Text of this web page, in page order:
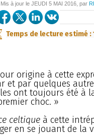
à jour le JEUDI 5 MAI 2016, par
Temps de lecture estimé :
origine à cette
et par quelques
ont toujours été à
choc. »
celtique à cette
en se jouant de la